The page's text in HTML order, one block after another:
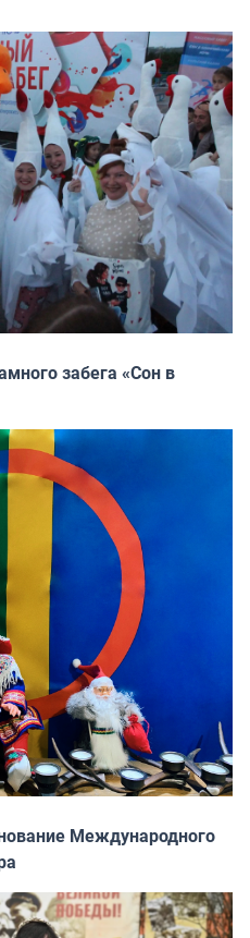
забега «Сон в
Международного